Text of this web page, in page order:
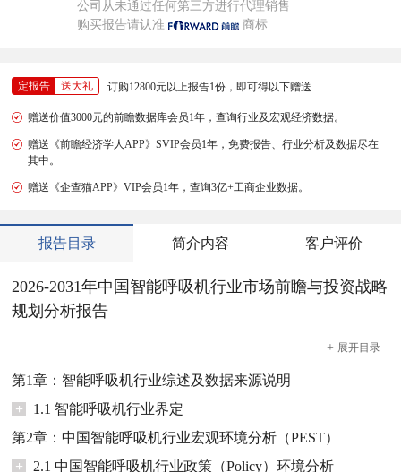
公司从未通过任何第三方进行代理销售
购买报告请认准
商标
定报告 送大礼 订购12800元以上报告1份，即可得以下赠送
赠送价值3000元的前瞻数据库会员1年，查询行业及宏观经济数据。
赠送《前瞻经济学人APP》SVIP会员1年，免费报告、行业分析及数据尽在
其中。
赠送《企查猫APP》VIP会员1年，查询3亿+工商企业数据。
报告目录 简介内容 客户评价
2026-2031年中国智能呼吸机行业市场前瞻与投资战略
规划分析报告
+ 展开目录
第1章：智能呼吸机行业综述及数据来源说明
+
1.1 智能呼吸机行业界定
第2章：中国智能呼吸机行业宏观环境分析（PEST）
+
2.1 中国智能呼吸机行业政策（Policy）环境分析